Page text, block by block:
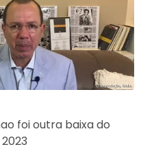
foi outra baixa do